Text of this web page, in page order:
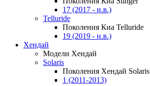
17 (2017 - н.в.)
Telluride
Поколения Киа Telluride
19 (2019 - н.в.)
Хендай
Модели Хендай
Solaris
Поколения Хендай Solaris
1 (2011-2013)